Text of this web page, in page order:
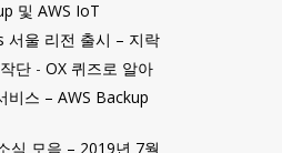
및 AWS IoT
서울 리전 출시 – 지락
단 - OX 퀴즈로 알아
비스 – AWS Backup
식 모음 – 2019년 7월